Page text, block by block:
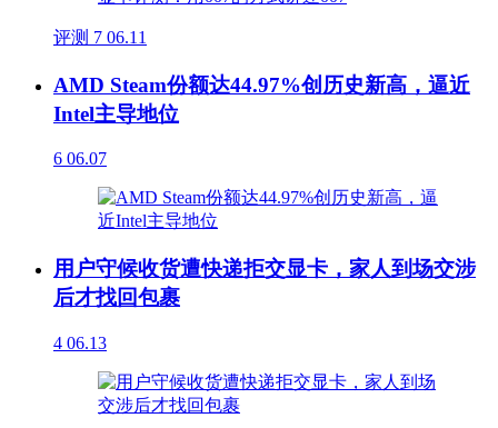
评测 7 06.11
AMD Steam份额达44.97%创历史新高，逼近
Intel主导地位
6 06.07
用户守候收货遭快递拒交显卡，家人到场交涉
后才找回包裹
4 06.13